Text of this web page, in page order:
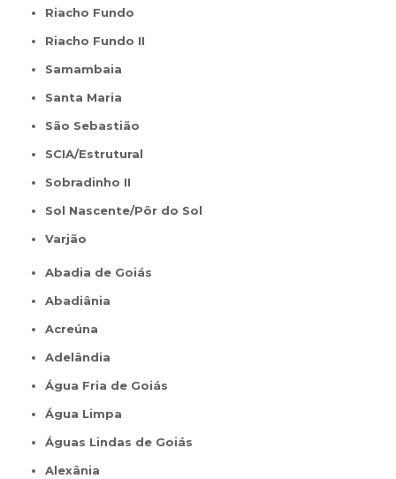
Riacho Fundo
Riacho Fundo II
Samambaia
Santa Maria
São Sebastião
SCIA/Estrutural
Sobradinho II
Sol Nascente/Pôr do Sol
Varjão
Abadia de Goiás
Abadiânia
Acreúna
Adelândia
Água Fria de Goiás
Água Limpa
Águas Lindas de Goiás
Alexânia